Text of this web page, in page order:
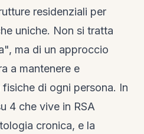
residenziali per
uniche. Non si tratta
ma di un approccio
a mantenere e
di ogni persona. In
4 che vive in RSA
cronica, e la